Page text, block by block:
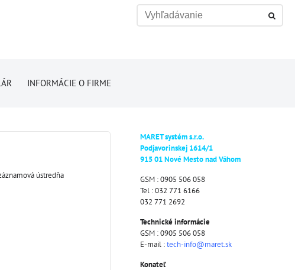
INFORMÁCIE O FIRME
ústredňa
MARET systém s.r.o.
Podjavorinskej 1614/1
915 01 Nové Mesto nad Váhom
GSM : 0905 506 058
Tel : 032 771 6166
032 771 2692
Technické informácie
GSM : 0905 506 058
E-mail :tech-info@maret.sk
Konateľ